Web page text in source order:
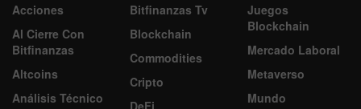
Acciones
Al Cierre Con
Bitfinanzas
Altcoins
Análisis Técnico
Bitfinanzas Tv
Blockchain
Commodities
Cripto
DeFi
Juegos
Blockchain
Mercado Laboral
Metaverso
Mundo